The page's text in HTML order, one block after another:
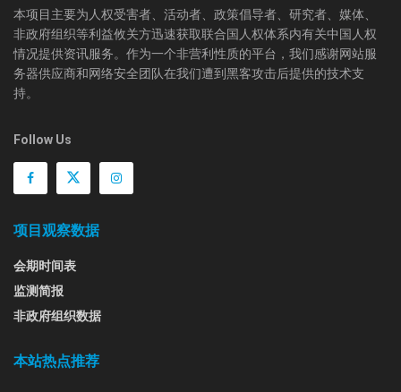
本项目主要为人权受害者、活动者、政策倡导者、研究者、媒体、
非政府组织等利益攸关方迅速获取联合国人权体系内有关中国人权
情况提供资讯服务。作为一个非营利性质的平台，我们感谢网站服
务器供应商和网络安全团队在我们遭到黑客攻击后提供的技术支
持。
Follow Us
项目观察数据
会期时间表
监测简报
非政府组织数据
本站热点推荐